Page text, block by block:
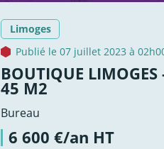
Limoges
Publié le 07 juillet 2023 à
BOUTIQUE LIMOGES
45 M2
Bureau
6 600 €/an HT